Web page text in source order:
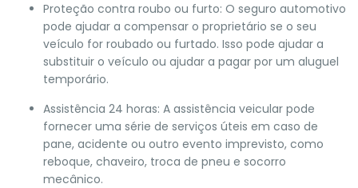
Proteção contra roubo ou furto: O seguro automotivo
pode ajudar a compensar o proprietário se o seu
veículo for roubado ou furtado. Isso pode ajudar a
substituir o veículo ou ajudar a pagar por um aluguel
temporário.
Assistência 24 horas: A assistência veicular pode
fornecer uma série de serviços úteis em caso de
pane, acidente ou outro evento imprevisto, como
reboque, chaveiro, troca de pneu e socorro
mecânico.